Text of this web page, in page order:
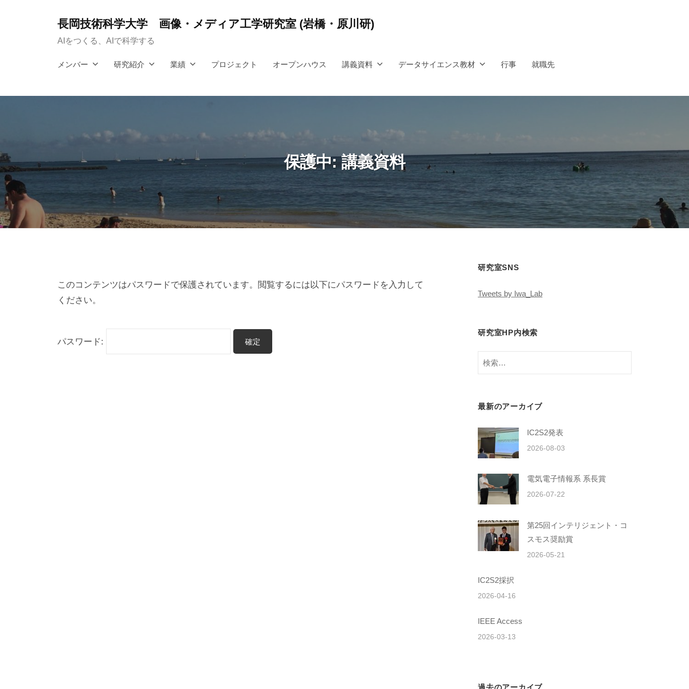
ス
長岡技術科学大学 画像・メディア工学研究室 (岩橋・原川研)
AIをつくる、AIで科学する
メンバー 研究紹介 業績 プロジェクト オープンハウス 講義資料 データサイエンス教材 行事 就職先
保護中: 講義資料
護
講
このコンテンツはパスワードで保護されています。閲覧するには以下にパスワードを入力して
ください。
パスワード:
研究室SNS
Tweets by Iwa_Lab
研究室HP内検索
検
最新のアーカイブ
IC2S2発表
2026-08-03
電気電子情報系 系長賞
2026-07-22
第25回インテリジェント・コ
スモス奨励賞
2026-05-21
IC2S2採択
2026-04-16
IEEE Access
2026-03-13